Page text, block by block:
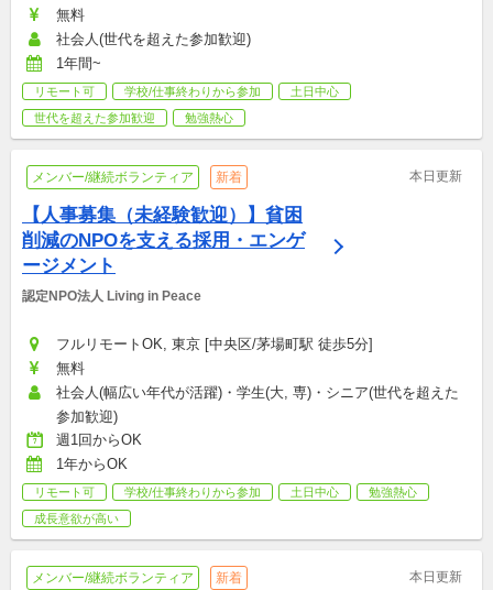
無料
社会人(世代を超えた参加歓迎)
1年間~
リモート可 学校/仕事終わりから参加
土日中心
世代を超えた参加歓迎
勉強熱心
メンバー/継続ボランティア 新着 本日更新
【人事募集（未経験歓迎）】貧困
削減のNPOを支える採用・エンゲ
ージメント
認定NPO法人 Living in Peace
フルリモートOK, 東京 [中央区/茅場町駅 徒歩5分]
無料
社会人(幅広い年代が活躍)・学生(大, 専)・シニア(世代を超えた
参加歓迎)
週1回からOK
1年からOK
リモート可 学校/仕事終わりから参加 土日中心
勉強熱心
成長意欲が高い
メンバー/継続ボランティア 新着 本日更新